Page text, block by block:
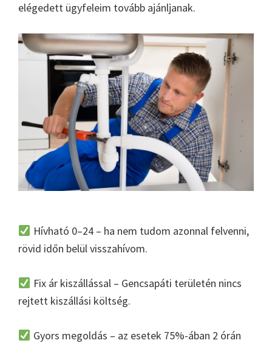
elégedett ügyfeleim tovább ajánljanak.
Hívható 0–24 – ha nem tudom azonnal felvenni,
rövid időn belül visszahívom.
Fix ár kiszállással – Gencsapáti területén nincs
rejtett kiszállási költség.
Gyors megoldás – az esetek 75%-ában 2 órán